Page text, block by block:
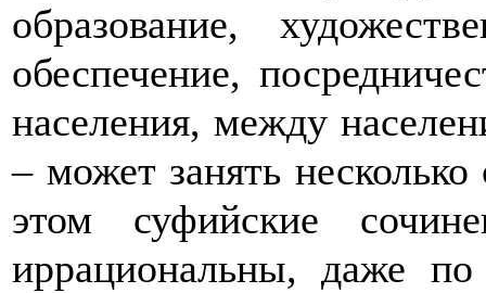
образование,
обеспечение,
населения, между
– может занять
этом суфийские
иррациональны, даже